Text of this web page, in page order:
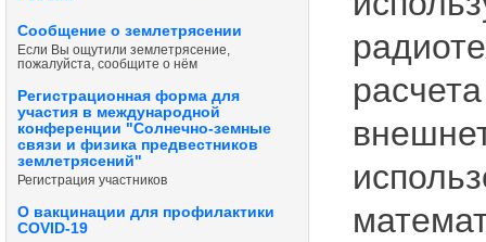
Сообщение о землетрясении
Если Вы ощутили землетрясение,
пожалуйста, сообщите о нём
Регистрационная форма для
участия в международной
конференции "Солнечно-земные
связи и физика предвестников
землетрясений"
Регистрация участников
О вакцинации для профилактики
COVID-19